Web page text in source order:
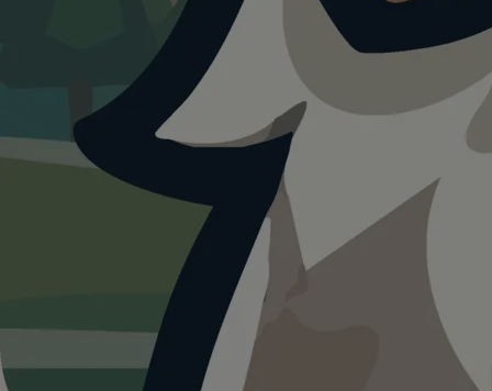
Blumige Stadtrunde
Heute ist ein guter Tagfür Blumige
Stadtrunde.
19°C und sonnig. Ein guter Tag für einen Ausflug mit
OpenWeatherMap